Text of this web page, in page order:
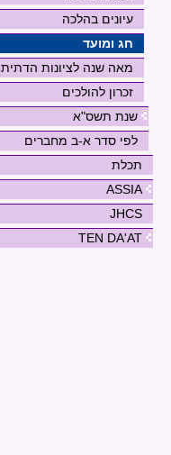
עיונים בהלכה
חג ומועד
מאה שנה לציונות הדתית
זכרון להולכים
שנת תשס"א
לפי סדר א-ב מחברים
תכלת
ASSIA
JHCS
TEN DA'AT